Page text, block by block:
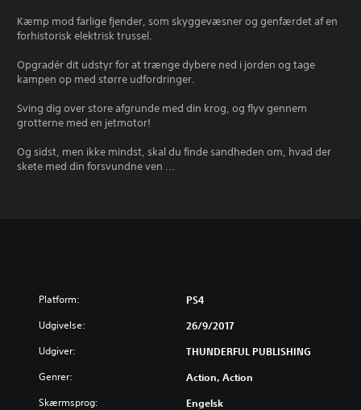
Kæmp mod farlige fjender, som skyggevæsner og genfærdet af en
forhistorisk elektrisk trussel.
Opgradér dit udstyr for at trænge dybere ned i jorden og tage
kampen op med større udfordringer.
Sving dig over store afgrunde med din krog, og flyv gennem
grotterne med en jetmotor!
Og sidst, men ikke mindst, skal du finde sandheden om, hvad der
skete med din forsvundne ven ...
Platform: PS4
Udgivelse: 26/9/2017
Udgiver: THUNDERFUL PUBLISHING
Genrer: Action, Action
Skærmsprog: Engelsk